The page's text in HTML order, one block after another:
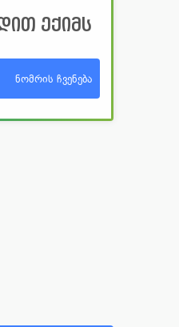
ექიმს
ნომრის ჩვენება